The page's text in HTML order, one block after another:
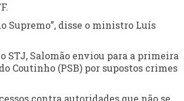
Supremo”, disse o ministro Luís
STJ, Salomão enviou para a primeira
Coutinho (PSB) por supostos crimes
contra autoridades que não se